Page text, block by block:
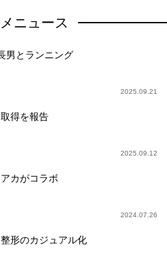
ニュース
男とランニング
2025.09.21
得を報告
2025.09.12
カがコラボ
2024.07.26
形のカジュアル化